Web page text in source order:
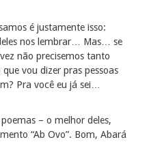
é justamente isso:
nos lembrar… Mas… se
não precisemos tanto
vou dizer pras pessoas
Pra você eu já sei…
– o melhor deles,
“Ab Ovo”. Bom, Abará